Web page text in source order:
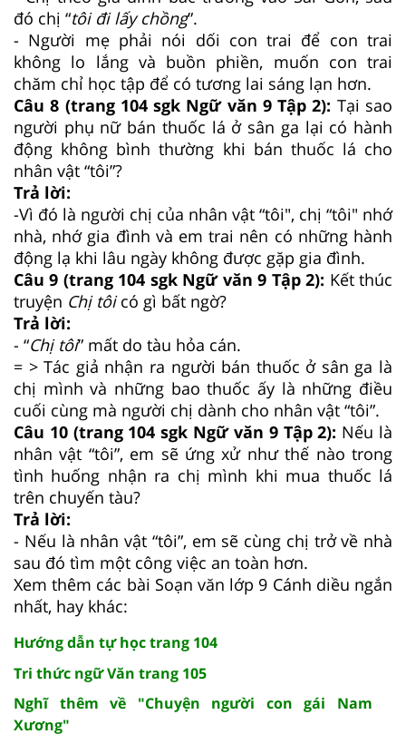
đó chị “tôi đi lấy chồng”.
- Người mẹ phải nói dối con trai để con trai
không lo lắng và buồn phiền, muốn con trai
chăm chỉ học tập để có tương lai sáng lạn hơn.
Câu 8 (trang 104 sgk Ngữ văn 9 Tập 2): Tại sao
người phụ nữ bán thuốc lá ở sân ga lại có hành
động không bình thường khi bán thuốc lá cho
nhân vật “tôi”?
Trả lời:
-Vì đó là người chị của nhân vật “tôi", chị “tôi" nhớ
nhà, nhớ gia đình và em trai nên có những hành
động lạ khi lâu ngày không được gặp gia đình.
Câu 9 (trang 104 sgk Ngữ văn 9 Tập 2): Kết thúc
truyện Chị tôicó gì bất ngờ?
Trả lời:
- “Chị tôi” mất do tàu hỏa cán.
= > Tác giả nhận ra người bán thuốc ở sân ga là
chị mình và những bao thuốc ấy là những điều
cuối cùng mà người chị dành cho nhân vật “tôi”.
Câu 10 (trang 104 sgk Ngữ văn 9 Tập 2): Nếu là
nhân vật “tôi”, em sẽ ứng xử như thế nào trong
tình huống nhận ra chị mình khi mua thuốc lá
trên chuyến tàu?
Trả lời:
- Nếu là nhân vật “tôi”, em sẽ cùng chị trở về nhà
sau đó tìm một công việc an toàn hơn.
Xem thêm các bài Soạn văn lớp 9 Cánh diều ngắn
nhất, hay khác:
Hướng dẫn tự học trang 104
Tri thức ngữ Văn trang 105
Nghĩ thêm về "Chuyện người con gái Nam
Xương"